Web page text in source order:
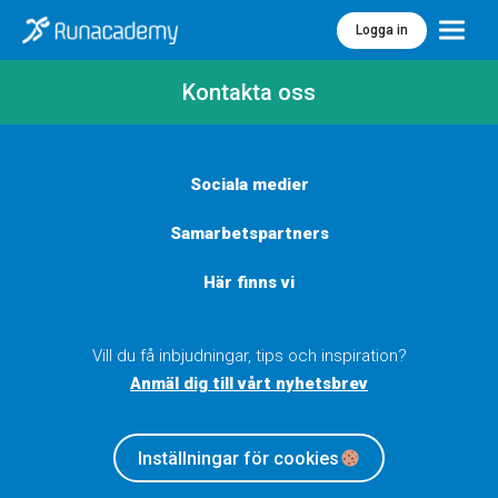
Logga in Meny
Kontakta oss
Sociala medier
Samarbetspartners
Här finns vi
Vill du få inbjudningar, tips och inspiration?
Anmäl dig till vårt nyhetsbrev
Inställningar för cookies